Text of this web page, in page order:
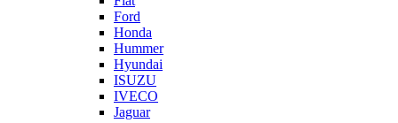
Ford
Honda
Hummer
Hyundai
ISUZU
IVECO
Jaguar